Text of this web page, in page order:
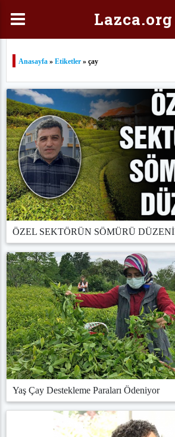
Lazca.org
Anasayfa » Etiketler » çay
ÖZEL SEKTÖRÜN SÖMÜRÜ DÜZENİ
Yaş Çay Destekleme Paraları Ödeniyor